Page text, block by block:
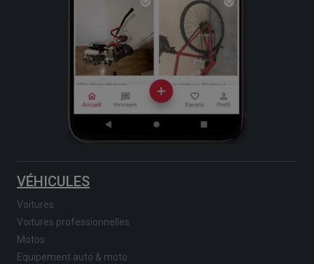
VÉHICULES
Voitures
Voitures professionnelles
Motos
Equipement auto & moto